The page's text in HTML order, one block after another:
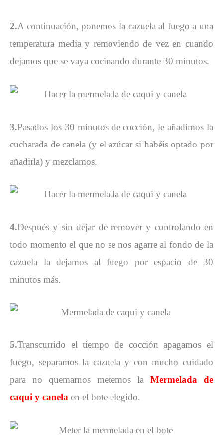
2.A continuación, ponemos la cazuela al fuego a una
temperatura media y removiendo de vez en cuando
dejamos que se vaya cocinando durante 30 minutos.
3.Pasados los 30 minutos de cocción, le añadimos la
cucharada de canela (y el azúcar si habéis optado por
añadirla) y mezclamos.
4.Después y sin dejar de remover y controlando en
todo momento el que no se nos agarre al fondo de la
cazuela la dejamos al fuego por espacio de 30
minutos más.
5.Transcurrido el tiempo de cocción apagamos el
fuego, separamos la cazuela y con mucho cuidado
para no quemarnos metemos la Mermelada de
caqui y canela en el bote elegido.